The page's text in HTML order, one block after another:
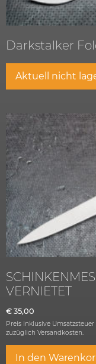
Darkstalker
Aktuell nicht
VERNIETET
€ 35,00
Preis inklusive Umsatzsteuer
zuzüglich Versandkosten.
In den